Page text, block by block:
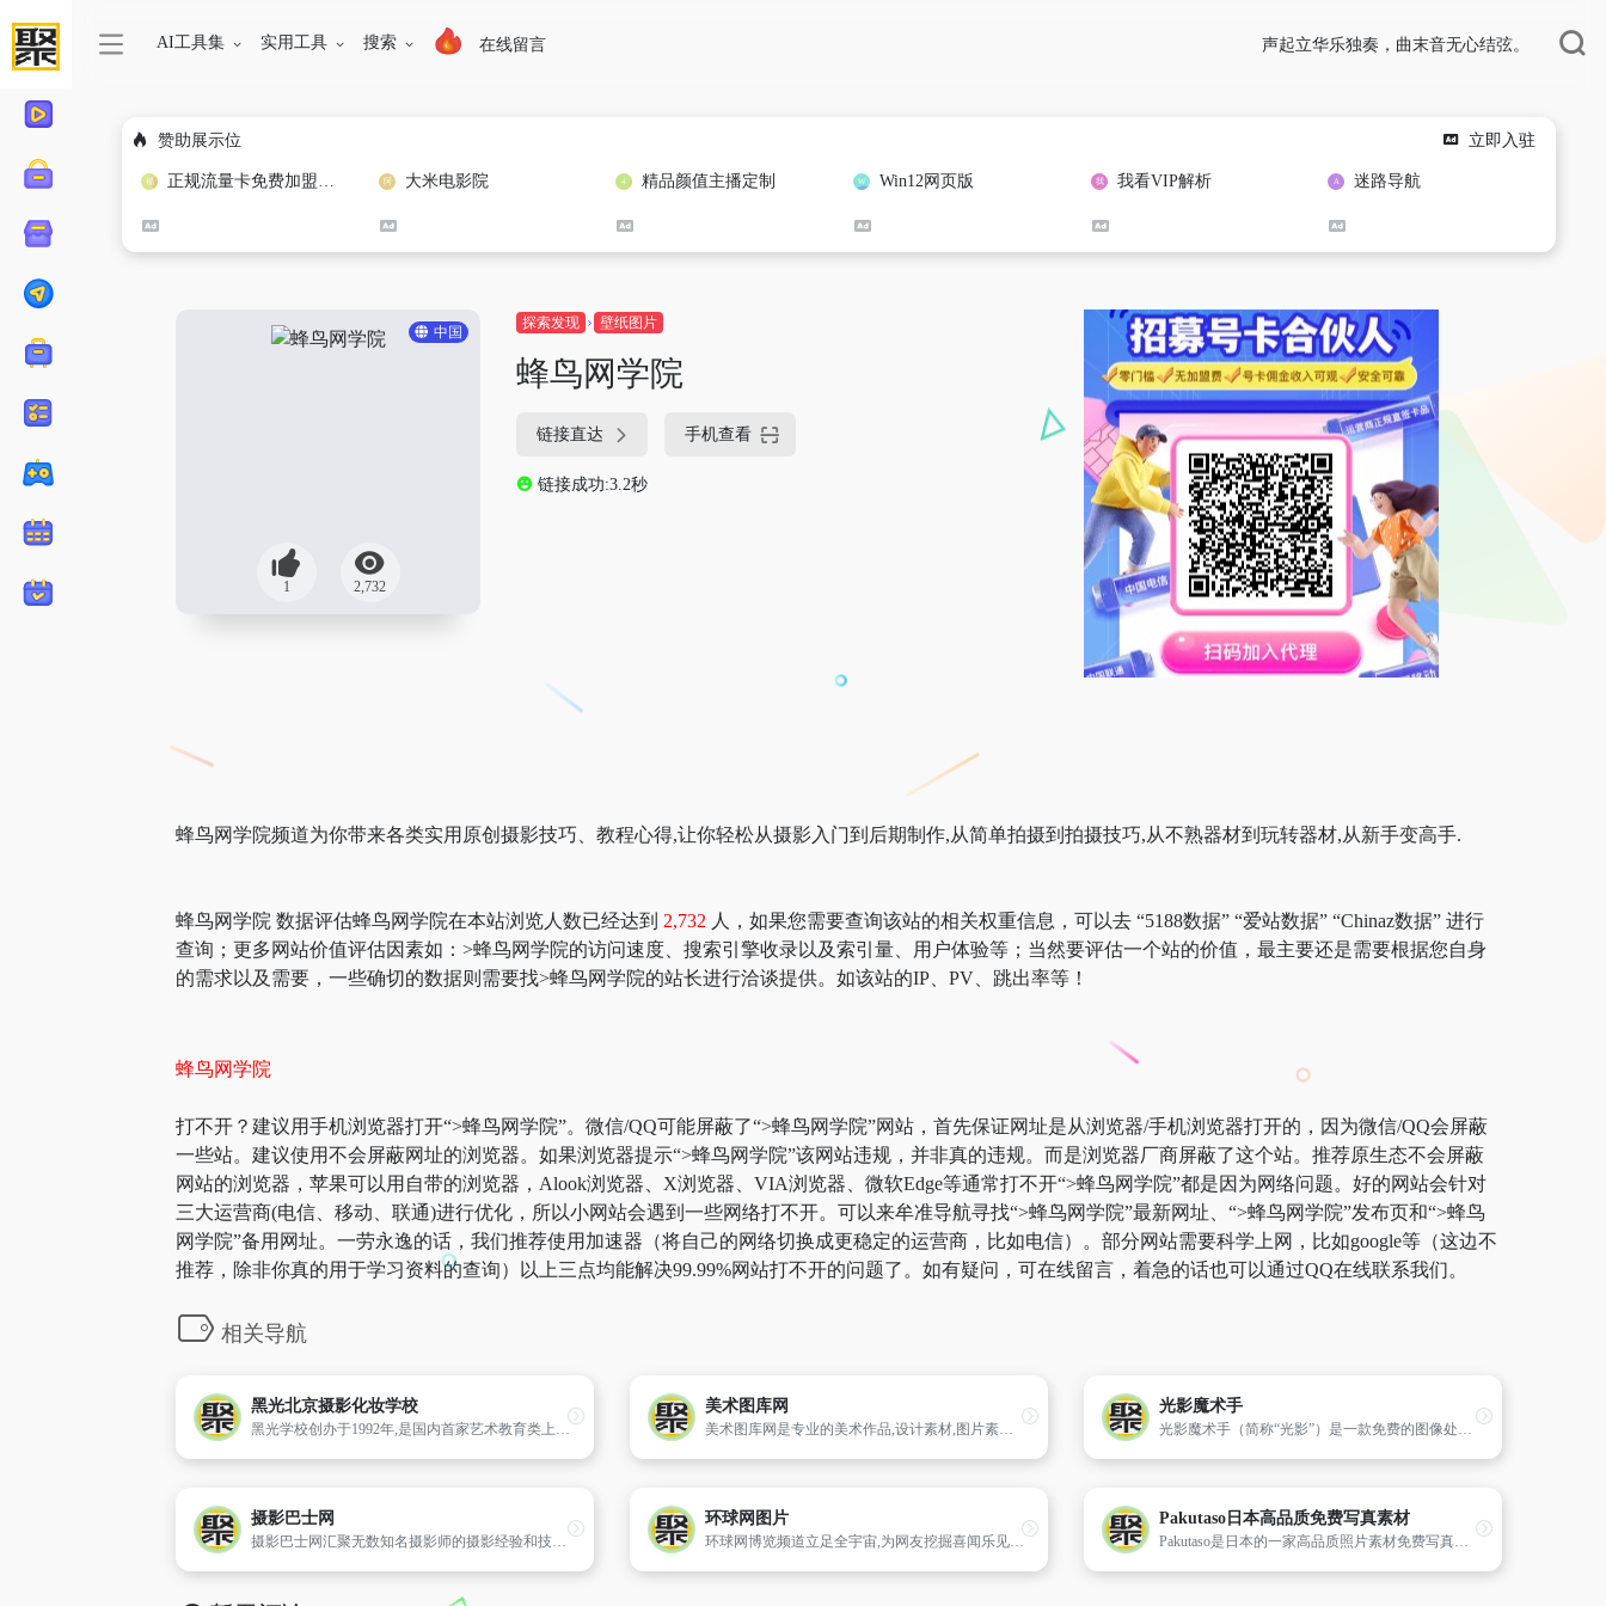
AI工具集 实用工具 搜索 在线留言 声起立华乐独奏，曲末音无心结弦。
赞助展示位 立即入驻
正规流量卡免费加盟合作 大米电影院 精品颜值主播定制 Win12网页版 我看VIP解析 迷路导航
中国
1 2,732
探索发现 壁纸图片
蜂鸟网学院
链接直达 手机查看
链接成功:3.2秒
蜂鸟网学院频道为你带来各类实用原创摄影技巧、教程心得,让你轻松从摄影入门到后期制作,从简单拍摄到拍摄技巧,从不熟器材到玩转器材,从新手变高手.
蜂鸟网学院 数据评估蜂鸟网学院在本站浏览人数已经达到 2,732 人，如果您需要查询该站的相关权重信息，可以去 “5188数据” “爱站数据” “Chinaz数据” 进行
查询；更多网站价值评估因素如：>蜂鸟网学院的访问速度、搜索引擎收录以及索引量、用户体验等；当然要评估一个站的价值，最主要还是需要根据您自身
的需求以及需要，一些确切的数据则需要找>蜂鸟网学院的站长进行洽谈提供。如该站的IP、PV、跳出率等！
蜂鸟网学院
打不开？建议用手机浏览器打开“>蜂鸟网学院”。微信/QQ可能屏蔽了“>蜂鸟网学院”网站，首先保证网址是从浏览器/手机浏览器打开的，因为微信/QQ会屏蔽
一些站。建议使用不会屏蔽网址的浏览器。如果浏览器提示“>蜂鸟网学院”该网站违规，并非真的违规。而是浏览器厂商屏蔽了这个站。推荐原生态不会屏蔽
网站的浏览器，苹果可以用自带的浏览器，Alook浏览器、X浏览器、VIA浏览器、微软Edge等通常打不开“>蜂鸟网学院”都是因为网络问题。好的网站会针对
三大运营商(电信、移动、联通)进行优化，所以小网站会遇到一些网络打不开。可以来牟准导航寻找“>蜂鸟网学院”最新网址、“>蜂鸟网学院”发布页和“>蜂鸟
网学院”备用网址。一劳永逸的话，我们推荐使用加速器（将自己的网络切换成更稳定的运营商，比如电信）。部分网站需要科学上网，比如google等（这边不
推荐，除非你真的用于学习资料的查询）以上三点均能解决99.99%网站打不开的问题了。如有疑问，可在线留言，着急的话也可以通过QQ在线联系我们。
相关导航
黑光北京摄影化妆学校
黑光学校创办于1992年,是国内首家艺术教育类上市品牌,不断发展创新,黑光学校已成为享誉全国的摄影、化妆、数码后期系统化培训的知名教育品牌。
美术图库网
美术图库网是专业的美术作品,设计素材,图片素材,免费素材网站,涵盖PSD分层素材,高清摄影图片,矢量图素材,网页素材,让每个人都能轻松找到自己想要的美术与设计素材。
光影魔术手
光影魔术手（简称“光影”）是一款免费的图像处理软件。
摄影巴士网
摄影巴士网汇聚无数知名摄影师的摄影经验和技巧,为摄影爱好者提供器材选购、构图用光、后期处理等各类摄影知识,是国内好的摄影学习平台
环球网图片
环球网博览频道立足全宇宙,为网友挖掘喜闻乐见的奇闻异事,让您在当下压力山大的社会环境下,在博览频道满足自己感官范围内的放松要求。
Pakutaso日本高品质免费写真素材
Pakutaso是日本的一家高品质照片素材免费写真素材网站,网站上所有的图片资源多是东亚流行文化情境类的主题照片,更多的是亚洲模特素材,收录的图片清一色都是以东方人角度拍摄,包含相片里的人物也是日本人为主,从使用地域上来说更符合东方人的审美观念,设计师们更好的使用亚洲的场景图片。 Pakutaso网站上的照片总类也很多,我们可以通过右方的人物、纪念日、天气、建筑、工作等等不同的分类,来浏览我们需要的照片类型。同样的即使是使用笔电的情境照片,在Pakutaso上的拍摄,也都是以亚洲人的手为模特儿,更符合东方的文化情境。 Pakutaso网站右侧可以看到图片分类以及搜寻工具,有预设一些关键字或可用色系来搜寻。分类项目大多以汉字标示,所以基本上不会有分辨的困难,也可以点击左上角的按钮展开分类选单,这边就有搭配图片让使用者更容易了解图库的类别。